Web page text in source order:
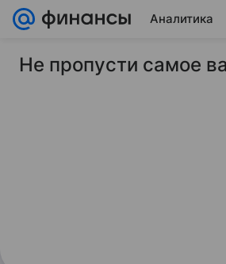
Аналитика
1 октября 2025 Финансы Mail
Число
Не пропусти самое